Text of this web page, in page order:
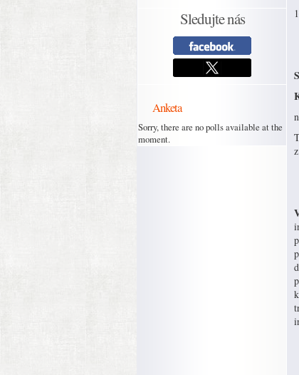
Sledujte nás
Anketa
Sorry, there are no polls available at the
moment.